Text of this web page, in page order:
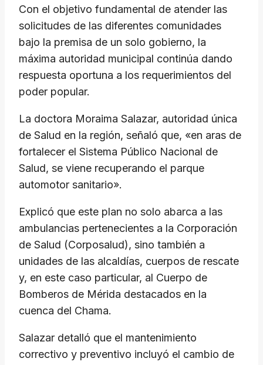
Con el objetivo fundamental de atender las
solicitudes de las diferentes comunidades
bajo la premisa de un solo gobierno, la
máxima autoridad municipal continúa dando
respuesta oportuna a los requerimientos del
poder popular.
La doctora Moraima Salazar, autoridad única
de Salud en la región, señaló que, «en aras de
fortalecer el Sistema Público Nacional de
Salud, se viene recuperando el parque
automotor sanitario».
Explicó que este plan no solo abarca a las
ambulancias pertenecientes a la Corporación
de Salud (Corposalud), sino también a
unidades de las alcaldías, cuerpos de rescate
y, en este caso particular, al Cuerpo de
Bomberos de Mérida destacados en la
cuenca del Chama.
Salazar detalló que el mantenimiento
correctivo y preventivo incluyó el cambio de